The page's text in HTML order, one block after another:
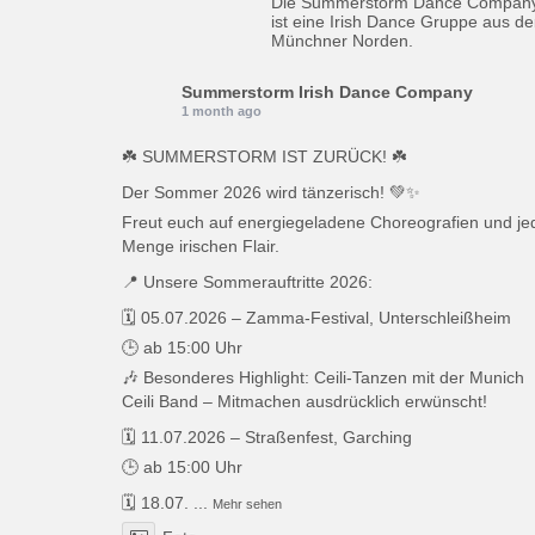
ist eine Irish Dance Gruppe aus
Münchner Norden.
Summerstorm Irish Dance Company
1 month ago
☘️ SUMMERSTORM IST ZURÜCK! ☘️
Der Sommer 2026 wird tänzerisch! 💚✨
Freut euch auf energiegeladene Choreografien und
Menge irischen Flair.
📍 Unsere Sommerauftritte 2026:
🗓️ 05.07.2026 – Zamma-Festival, Unterschleißheim
🕒 ab 15:00 Uhr
🎶 Besonderes Highlight: Ceili-Tanzen mit der Munich
Ceili Band – Mitmachen ausdrücklich erwünscht!
🗓️ 11.07.2026 – Straßenfest, Garching
🕒 ab 15:00 Uhr
🗓️ 18.07.
Mehr sehen